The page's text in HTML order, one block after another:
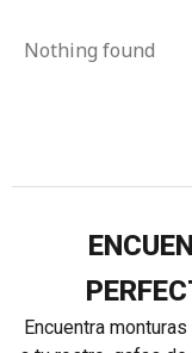
Nothing found
Encuentra